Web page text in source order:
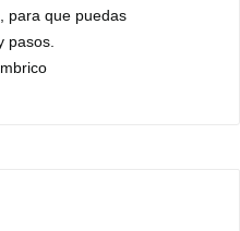
para que puedas
pasos.